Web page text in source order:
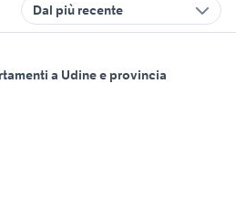
Dal più recente
a Udine e provincia